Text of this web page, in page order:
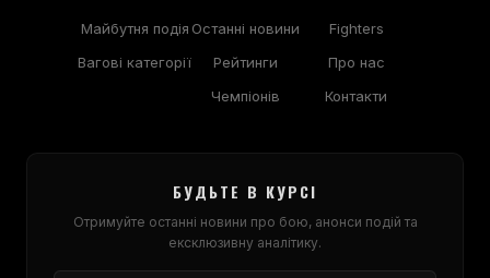
Майбутня подія
Вагові категорії
Останні новини
Рейтинги
Чемпіонів
Fighters
Про нас
Контакти
БУДЬТЕ В КУРСІ
Отримуйте останні новини про бою, анонси подій та
ексклюзивну аналітику.